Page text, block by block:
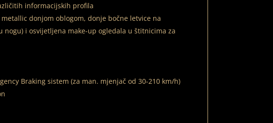
informacijskih profila
donjom oblogom, donje bočne letvice na
i osvijetljena make-up ogledala u štitnicima za
Braking sistem (za man. mjenjač od 30-210 km/h)